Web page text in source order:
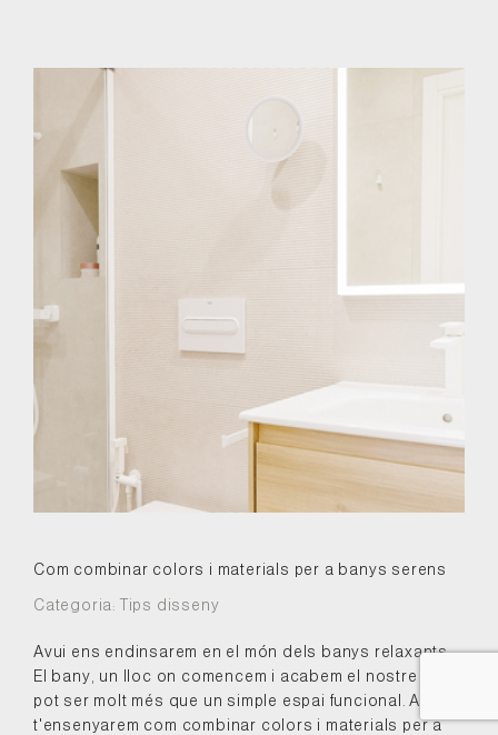
Com combinar colors i materials per a banys serens
Categoria: Tips disseny
Avui ens endinsarem en el món dels banys relaxants.
El bany, un lloc on comencem i acabem el nostre dia,
pot ser molt més que un simple espai funcional. Així
t'ensenyarem com combinar colors i materials per a